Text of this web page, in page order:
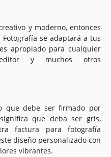
y moderno, entonces
se adaptará a tus
apropiado para cualquier
editor y muchos otros
que debe ser firmado por
que deba ser gris,
factura para fotografía
diseño personalizado con
vibrantes.